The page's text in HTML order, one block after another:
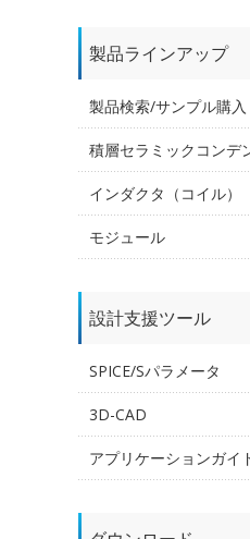
製品ラインアップ
製品検索/サンプル購入
積層セラミックコンデ
インダクタ（コイル）
モジュール
設計支援ツール
SPICE/Sパラメータ
3D-CAD
アプリケーションガイ